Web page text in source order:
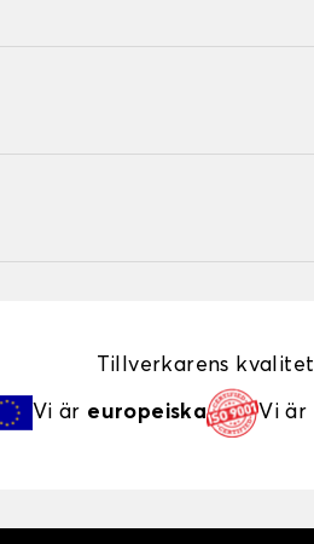
Tillverkarens kvalitet
Vi är europeiska Vi är